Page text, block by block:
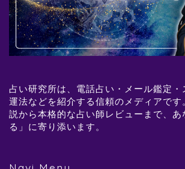
占い研究所は、電話占い・メール鑑定・
運法などを紹介する信頼のメディアです
説から本格的な占い師レビューまで、あ
る」に寄り添います。